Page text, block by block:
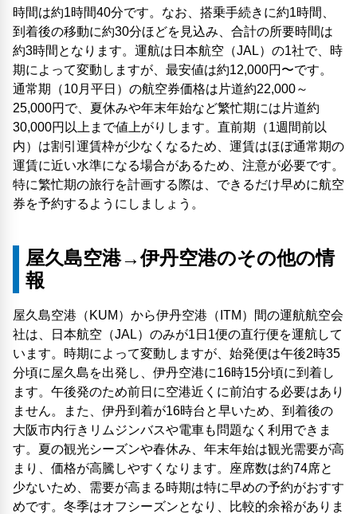
時間は約1時間40分です。なお、搭乗手続きに約1時間、
到着後の移動に約30分ほどを見込み、合計の所要時間は
約3時間となります。運航は日本航空（JAL）の1社で、時
期によって変動しますが、最安値は約12,000円〜です。
通常期（10月平日）の航空券価格は片道約22,000～
25,000円で、夏休みや年末年始など繁忙期には片道約
30,000円以上まで値上がりします。直前期（1週間前以
内）は割引運賃枠が少なくなるため、運賃はほぼ通常期の
運賃に近い水準になる場合があるため、注意が必要です。
特に繁忙期の旅行を計画する際は、できるだけ早めに航空
券を予約するようにしましょう。
屋久島空港→伊丹空港のその他の情
報
屋久島空港（KUM）から伊丹空港（ITM）間の運航航空会
社は、日本航空（JAL）のみが1日1便の直行便を運航して
います。時期によって変動しますが、始発便は午後2時35
分頃に屋久島を出発し、伊丹空港に16時15分頃に到着し
ます。午後発のため前日に空港近くに前泊する必要はあり
ません。また、伊丹到着が16時台と早いため、到着後の
大阪市内行きリムジンバスや電車も問題なく利用できま
す。夏の観光シーズンや春休み、年末年始は観光需要が高
まり、価格が高騰しやすくなります。座席数は約74席と
少ないため、需要が高まる時期は特に早めの予約がおすす
めです。冬季はオフシーズンとなり、比較的余裕がありま